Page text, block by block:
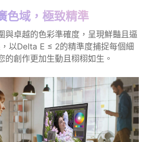
色域，極致精準
與卓越的色彩準確度，呈現鮮豔且逼
以Delta E ≤ 2的精準度捕捉每個細
的創作更加生動且栩栩如生。